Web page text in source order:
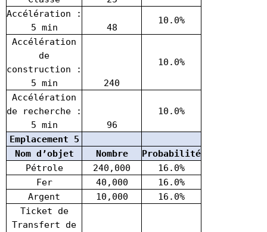
Accélération :
5 min
48
10.0%
Accélération
de
construction :
5 min
240
10.0%
Accélération
de recherche :
5 min
96
10.0%
Emplacement 5
Nom d’objet
Nombre
Probabilité
Pétrole
240,000
16.0%
Fer
40,000
16.0%
Argent
10,000
16.0%
Ticket de
Transfert de